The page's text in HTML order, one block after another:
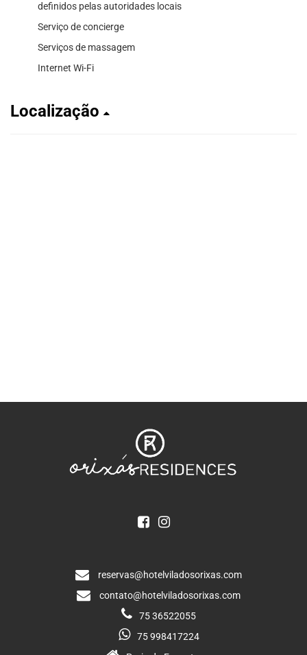
definidos pelas autoridades locais
Serviço de concierge
Serviços de massagem
Internet Wi-Fi
Localização
reservas@hotelviladosorixas.com
contato@hotelviladosorixas.com
75 36522055
75 998417224